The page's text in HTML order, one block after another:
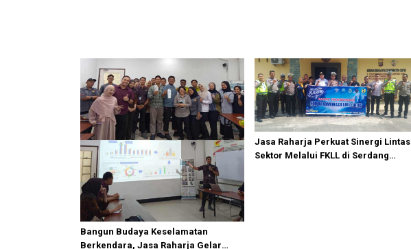
Bangun Budaya Keselamatan
Berkendara, Jasa Raharja Gelar
Jasa Raharja Perkuat Sinergi Lintas
Sektor Melalui FKLL di Serdang